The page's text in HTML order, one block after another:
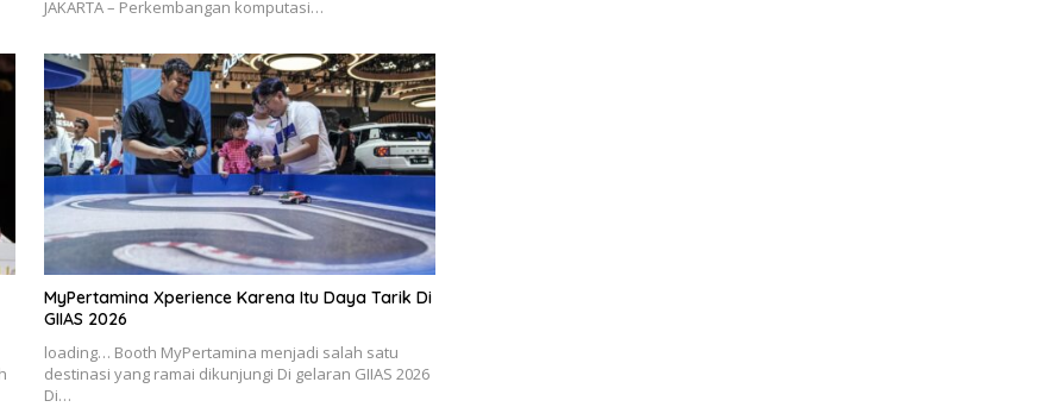
JAKARTA – Perkembangan komputasi…
MyPertamina Xperience Karena Itu Daya Tarik Di
GIIAS 2026
loading… Booth MyPertamina menjadi salah satu
destinasi yang ramai dikunjungi Di gelaran GIIAS 2026
Di…